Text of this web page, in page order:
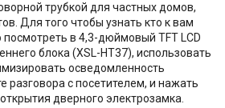
трубкой для частных домов,
Для того чтобы узнать кто к вам
в 4,3-дюймовый TFT LCD
блока (XSL-HT37), использовать
осведомленность
с посетителем, и нажать
дверного электрозамка.